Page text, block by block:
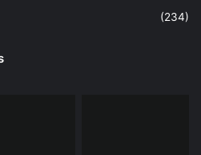
(234)